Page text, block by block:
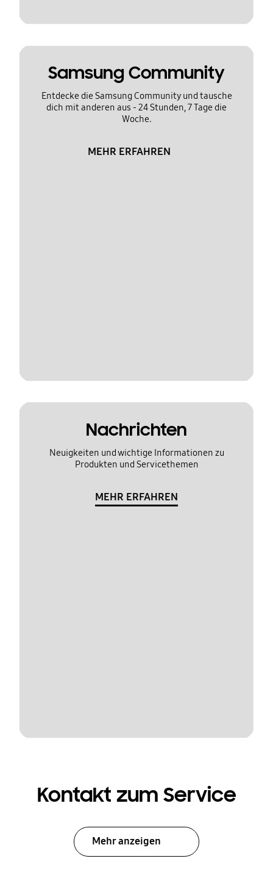
Samsung Community
Entdecke die Samsung Community und tausche
dich mit anderen aus - 24 Stunden, 7 Tage die
Woche.
MEHR ERFAHREN
Nachrichten
Neuigkeiten und wichtige Informationen zu
Produkten und Servicethemen
MEHR ERFAHREN
Kontakt zum Service
Mehr anzeigen